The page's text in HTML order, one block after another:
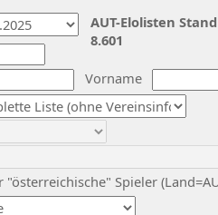
Vorname
"österreichische" Spieler
AUT-Elolisten
8.601